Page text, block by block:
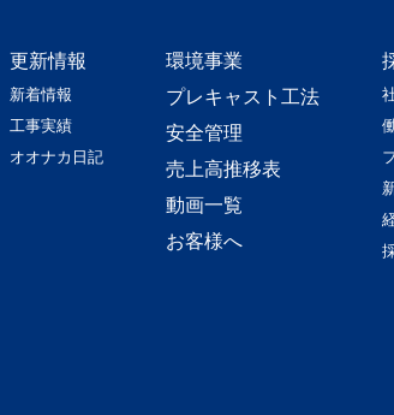
更新情報
新着情報
工事実績
オオナカ日記
環境事業
プレキャスト工法
安全管理
売上高推移表
動画一覧
お客様へ